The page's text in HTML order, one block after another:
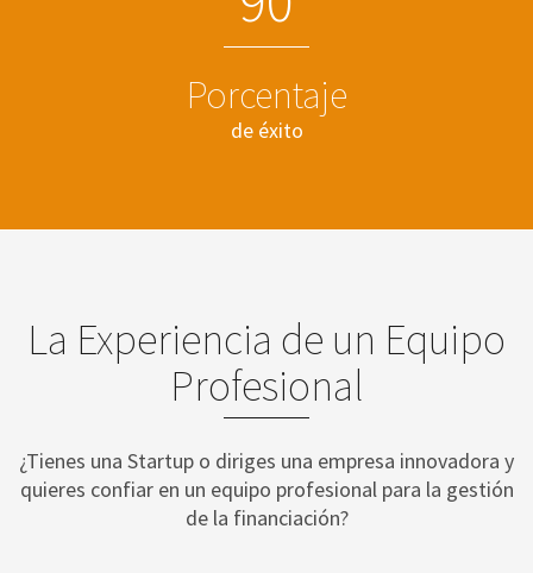
Porcentaje
de éxito
La Experiencia de un Equipo
Profesional
¿Tienes una Startup o diriges una empresa innovadora y
quieres confiar en un equipo profesional para la gestión
de la financiación?